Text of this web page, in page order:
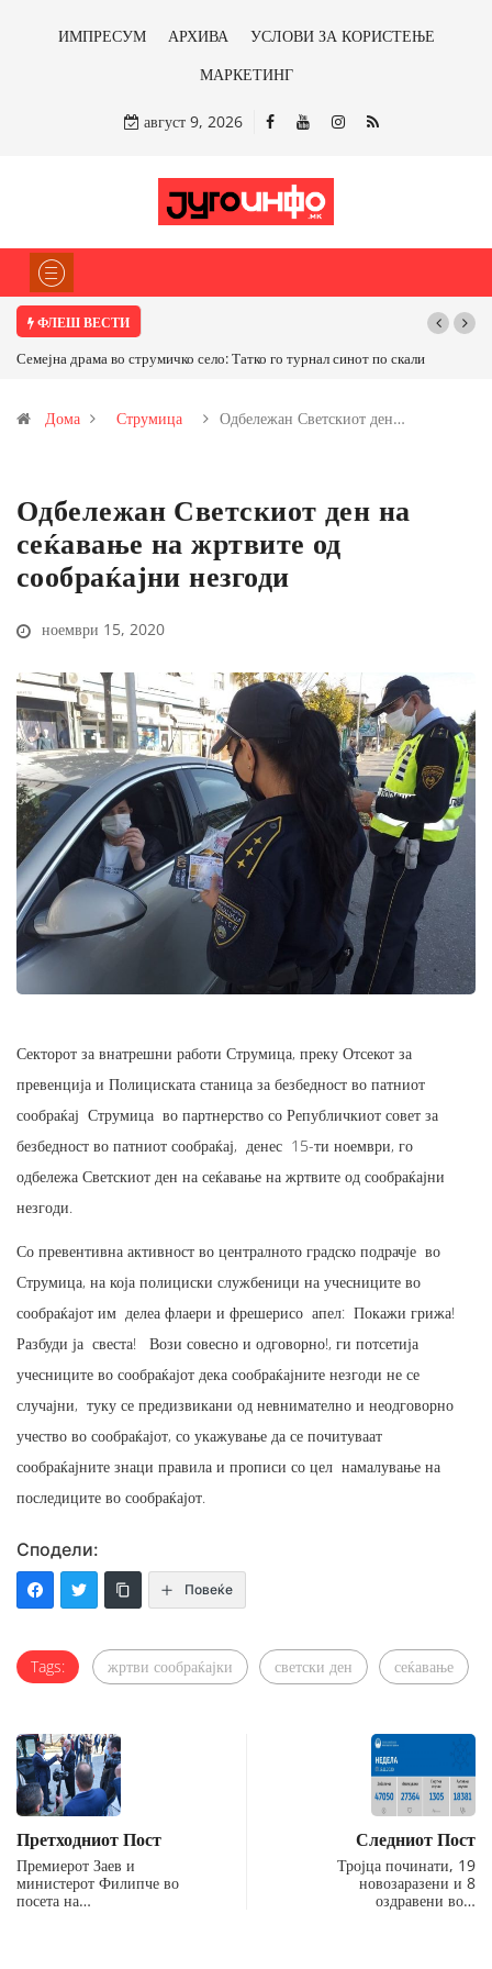
ИМПРЕСУМ АРХИВА
УСЛОВИ ЗА КОРИСТЕЊЕ
МАРКЕТИНГ
август 9, 2026
ФЛЕШ ВЕСТИ
драма во струмичко село: Татко го турнал синот по скалиТРАМП НАРЕДИ
бакарот од
Дома Струмица Одбележан Светскиот ден…
Одбележан Светскиот ден на
сеќавање на жртвите од
сообраќајни незгоди
ноември 15, 2020
Секторот за внатрешни работи Струмица, преку Отсекот за
превенција и Полициската станица за безбедност во патниот
сообраќај Струмица во партнерство со Републичкиот совет за
безбедност во патниот сообраќај, денес 15-ти ноември, го
одбележа Светскиот ден на сеќавање на жртвите од сообраќајни
незгоди.
Со превентивна активност во централното градско подрачје во
Струмица, на која полициски службеници на учесниците во
сообраќајот им делеа флаери и фрешерисо апел: Покажи грижа!
Разбуди ја свеста! Вози совесно и одговорно!, ги потсетија
учесниците во сообраќајот дека сообраќајните незгоди не се
случајни, туку се предизвикани од невнимателно и неодговорно
учество во сообраќајот, со укажување да се почитуваат
сообраќајните знаци правила и прописи со цел намалување на
последиците во сообраќајот.
Сподели:
Повеќе
Tags: жртви сообраќајки светски ден сеќавање
Претходниот Пост
Премиерот Заев и
министерот Филипче во
посета на…
Следниот Пост
Тројца починати, 19
новозаразени и 8
оздравени во…